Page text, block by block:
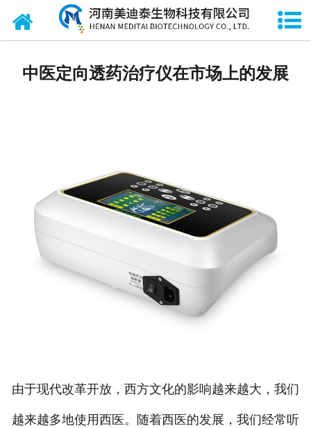
网站首页
资质荣誉
厂房设备
联系我们
中医定向透药治疗仪在市场上的发展
由于现代改革开放，西方文化的影响越来越大，我们
越来越多地使用西医。随着西医的发展，我们经常听